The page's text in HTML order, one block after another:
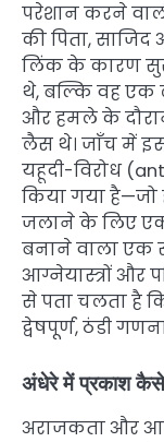
परेशान करने
की पिता,
लिंक के कारण
थे, बल्कि वह एक
और हमले के
लैस थे। जाँच में
यहूदी-विरोध
किया गया है—जो
जलाने के लिए
बनाने वाला एक
आग्नेयास्त्रों और
से पता चलता है
द्वेषपूर्ण, ठंडी
अंधेरे में प्रकाश कैसे
अराजकता और